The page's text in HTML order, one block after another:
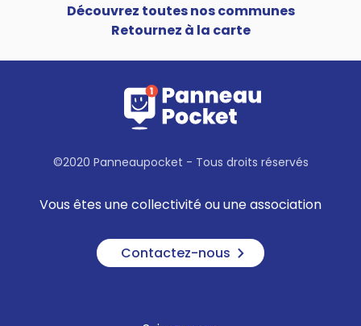
Découvrez toutes nos communes
Retournez à la carte
©2020 Panneaupocket - Tous droits réservés
Vous êtes une collectivité ou une association
Contactez-nous